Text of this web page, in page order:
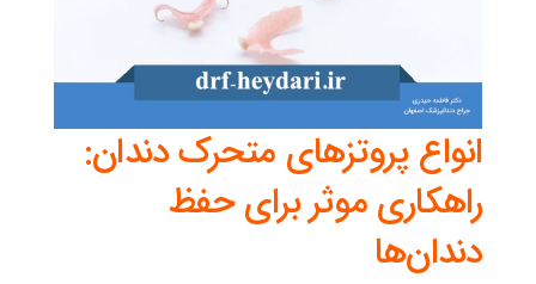
انواع پروتزهای متحرک دندان:
راهکاری موثر برای حفظ
دندان‌ها